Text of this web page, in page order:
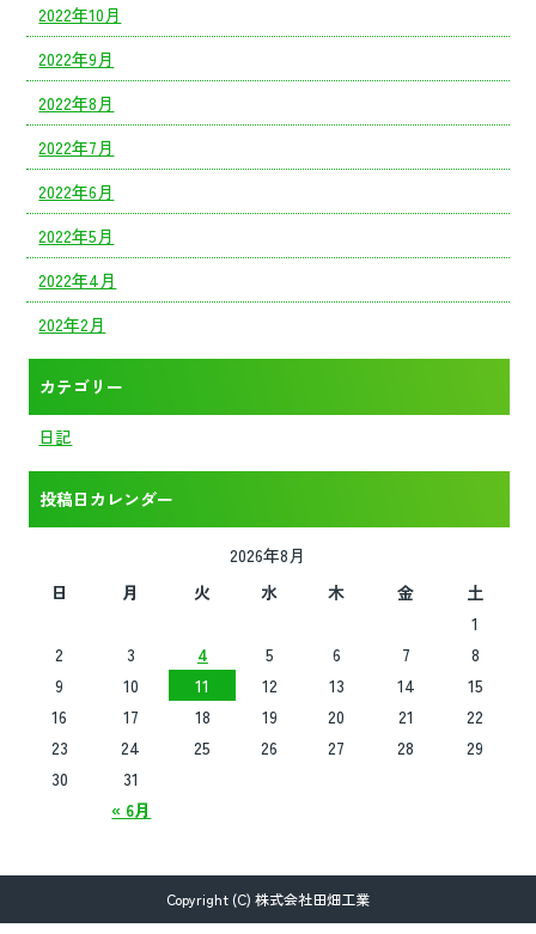
2022年10月
2022年9月
2022年8月
2022年7月
2022年6月
2022年5月
2022年4月
202年2月
カテゴリー
日記
投稿日カレンダー
2026年8月
日
月 火 水 木 金 土
« 6月
1
2
3 4 5 6 7
8
9
10 11 12 13 14
15
16
17 18 19 20 21
22
23
24 25 26 27 28
29
30
31
Copyright (C) 株式会社田畑工業